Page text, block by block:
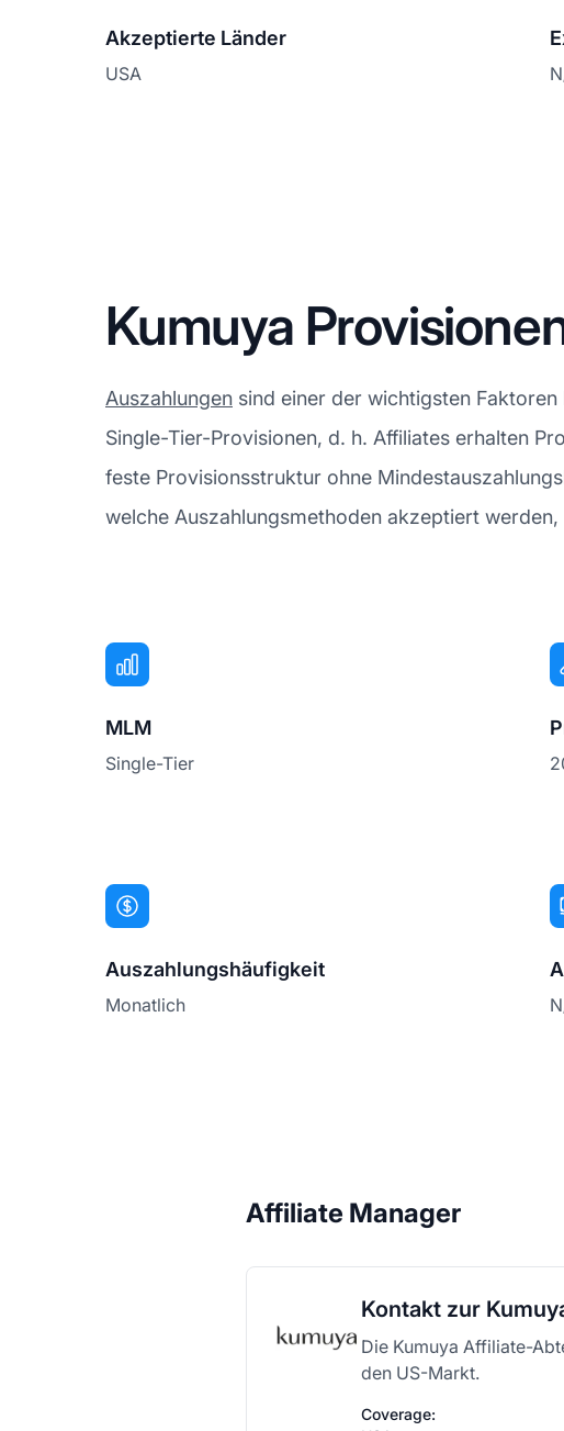
Akzeptierte Länder
USA
Kumuya
Auszahlungen sind einer der wichtigsten
Single-Tier-Provisionen, d. h. Affiliates erhalten
feste Provisionsstruktur ohne
welche Auszahlungsmethoden akzeptiert
MLM
Single-Tier
Auszahlungshäufigkeit
Monatlich
Affiliate Manager
Kontakt zur
Die Kumuya Affiliate-
den US-Markt.
Coverage: